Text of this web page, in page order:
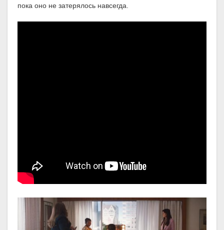
пока оно не затерялось навсегда.